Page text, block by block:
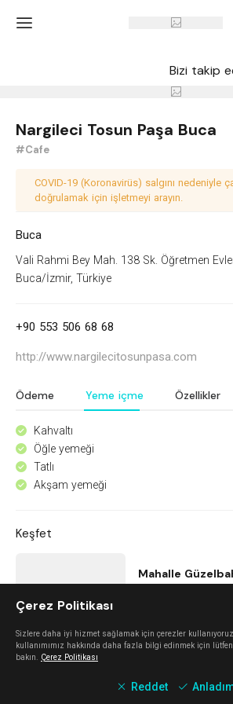
'
Bizi takip
Nargileci Tosun Paşa Buca
#Cafe
COVID-19 (Koronavirüs) salgını nedeniyle
doğrulamak için işletmeyi arayın.
Buca
Vali Rahmi Bey Mah. 138 Sk. Öğretmen
Buca/İzmir, Türkiye
+90 553 506 68 68
http://www.nargilecitosunpasa.com
Ödeme Yeme içme Özellikler
^ Kahvaltı
^ Öğle yemeği
^ Tatlı
^ Akşam yemeği
Keşfet
Mahalle
Balçova
Çerez Politikası
Sizlere daha iyi hizmet sağlamak için çerezler
kullanımımız hakkında daha fazla bilgi edinmek için
bakın. Çerez Politikası
Reddet